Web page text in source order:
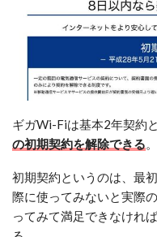
ギガWi-Fiは基本2年契約と
の初期契約を解除できる
初期契約というのは、最
際に使ってみないと実際
ってみて満足できなけれ